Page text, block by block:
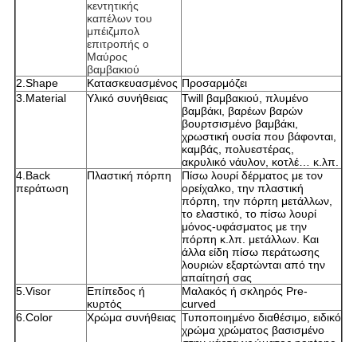
κεντητικής
καπέλων του
μπέιζμπολ
επιτροπής ο
Μαύρος
βαμβακιού
2.Shape
Κατασκευασμένος Προσαρμόζει
3.Material
Υλικό συνήθειας
Twill βαμβακιού, πλυμένο
βαμβάκι, βαρέων βαρών
βουρτσισμένο βαμβάκι,
χρωστική ουσία που βάφονται,
καμβάς, πολυεστέρας,
ακρυλικό νάυλον, κοτλέ… κ.λπ.
4.Back
περάτωση
Πλαστική πόρπη
Πίσω λουρί δέρματος με τον
ορείχαλκο, την πλαστική
πόρπη, την πόρπη μετάλλων,
το ελαστικό, το πίσω λουρί
μόνος-υφάσματος με την
πόρπη κ.λπ. μετάλλων. Και
άλλα είδη πίσω περάτωσης
λουριών εξαρτώνται από την
απαίτησή σας
5.Visor
Επίπεδος ή
κυρτός
Μαλακός ή σκληρός Pre-
curved
6.Color
Χρώμα συνήθειας Τυποποιημένο διαθέσιμο, ειδικό
χρώμα χρώματος βασισμένο